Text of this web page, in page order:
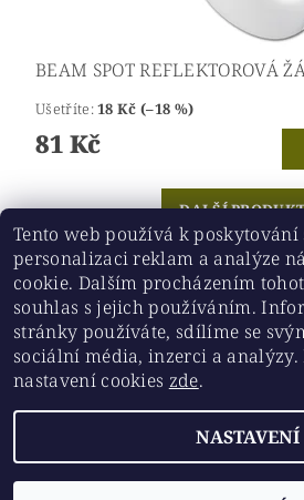
BEAM SPOT REFLEKTOROVÁ
Ušetříte:18 Kč (–18 %)
81 Kč
DALŠÍ
1 2 3 4 ... 24
Historickesklo.cz |
Chovatelskepotreby.eu, všechna práva
cookies
Tento web používá k poskytování
personalizaci reklam a analýze
cookie. Dalším procházením
souhlas s jejich používáním.
stránky používáte, sdílíme se
sociální média, inzerci a
nastavení cookies zde.
NASTAVENÍ